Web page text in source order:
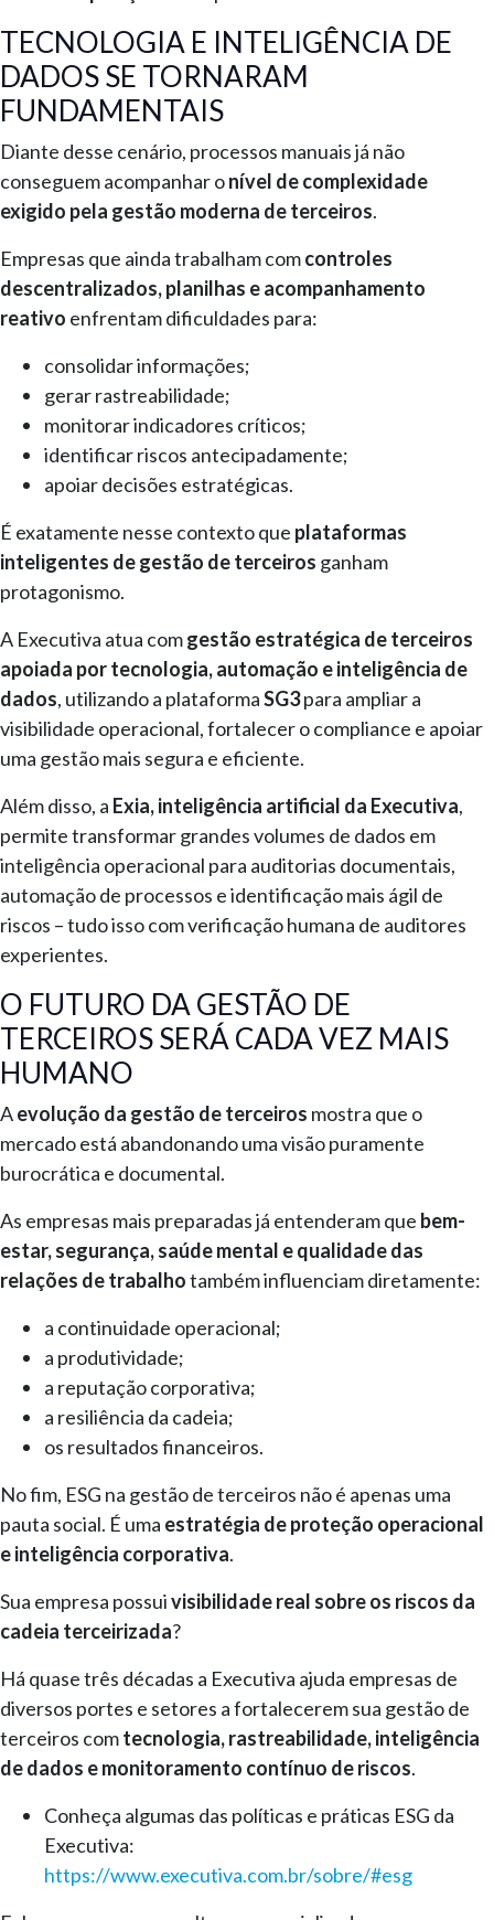
TECNOLOGIA E INTELIGÊNCIA DE
DADOS SE TORNARAM
FUNDAMENTAIS
Diante desse cenário, processos manuais já não
conseguem acompanhar onível de complexidade
exigido pela gestão moderna de terceiros.
Empresas que ainda trabalham comcontroles
descentralizados, planilhas e acompanhamento
reativo enfrentam dificuldades para:
consolidar informações;
gerar rastreabilidade;
monitorar indicadores críticos;
identificar riscos antecipadamente;
apoiar decisões estratégicas.
É exatamente nesse contexto que plataformas
inteligentes de gestão de terceiros ganham
protagonismo.
A Executiva atua comgestão estratégica de terceiros
apoiada por tecnologia, automação e inteligência de
dados, utilizando a plataformaSG3para ampliar a
visibilidade operacional, fortalecer o compliance e apoiar
uma gestão mais segura e eficiente.
Além disso, a Exia, inteligência artificial da Executiva,
permite transformar grandes volumes de dados em
inteligência operacional para auditorias documentais,
automação de processos e identificação mais ágil de
riscos – tudo isso com verificação humana de auditores
experientes.
O FUTURO DA GESTÃO DE
TERCEIROS SERÁ CADA VEZ MAIS
HUMANO
Aevolução da gestão de terceiros mostra que o
mercado está abandonando uma visão puramente
burocrática e documental.
As empresas mais preparadas já entenderam que bem-
estar, segurança, saúde mental e qualidade das
relações de trabalhotambém influenciam diretamente:
a continuidade operacional;
a produtividade;
a reputação corporativa;
a resiliência da cadeia;
os resultados financeiros.
No fim, ESG na gestão de terceiros não é apenas uma
pauta social. É uma estratégia de proteção operacional
e inteligência corporativa.
Sua empresa possuivisibilidade real sobre os riscos da
cadeia terceirizada?
Há quase três décadas a Executiva ajuda empresas de
diversos portes e setores a fortalecerem sua gestão de
terceiros comtecnologia, rastreabilidade, inteligência
de dados e monitoramento contínuo de riscos.
Conheça algumas das políticas e práticas ESG da
Executiva:
https://www.executiva.com.br/sobre/#esg